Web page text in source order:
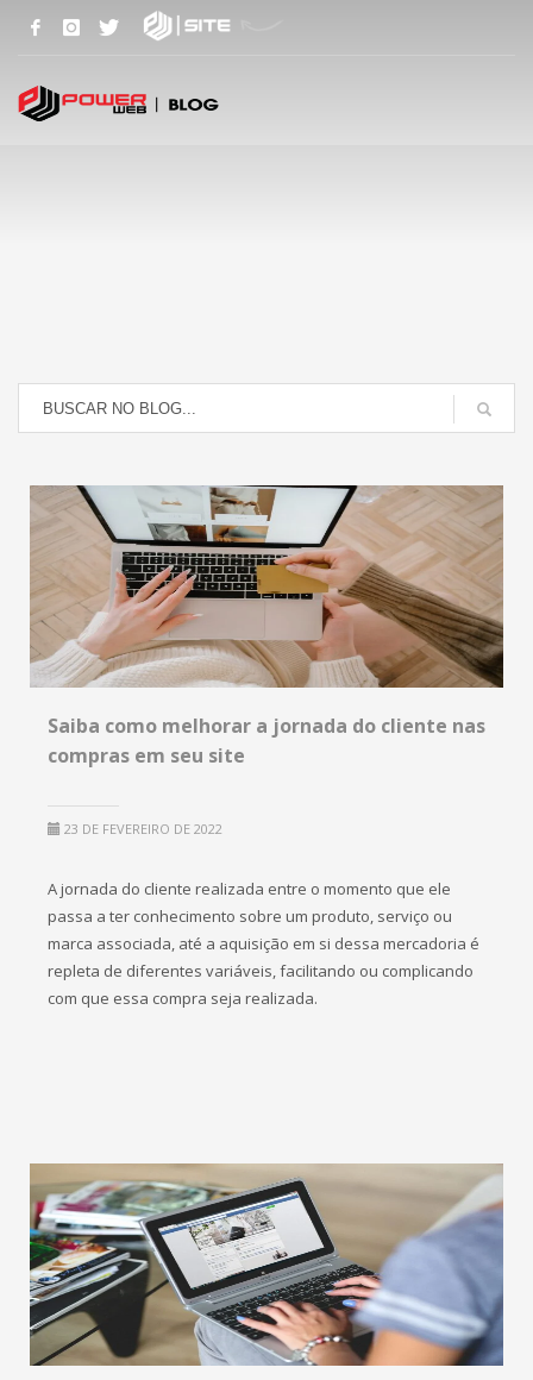
Saiba como melhorar a jornada do cliente nas
compras em seu site
23 DE FEVEREIRO DE 2022
A jornada do cliente realizada entre o momento que ele
passa a ter conhecimento sobre um produto, serviço ou
marca associada, até a aquisição em si dessa mercadoria é
repleta de diferentes variáveis, facilitando ou complicando
com que essa compra seja realizada.